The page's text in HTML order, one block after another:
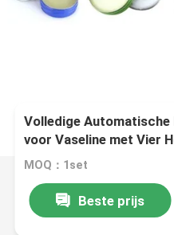
Volledige
voor Vaseline met Vier
MOQ：1set
Beste prijs